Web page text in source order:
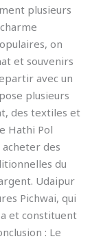
plusieurs
on
et souvenirs
avec un
plusieurs
des textiles et
Hathi Pol
des
du
Udaipur
Pichwai, qui
et constituent
: Le